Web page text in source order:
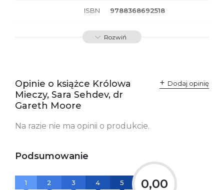
ISBN 9788368692518
SKU: K801084
Polska
kontakt@wydajenamsie.pl
+48 61 623 38 38
informacje dotyczące
Rozwiń
Opinie o książce Królowa
Mieczy, Sara Sehdev, dr
Gareth Moore
Dodaj opinię
Na razie nie ma opinii o produkcie.
Podsumowanie
1
2
3
4
5
0,00